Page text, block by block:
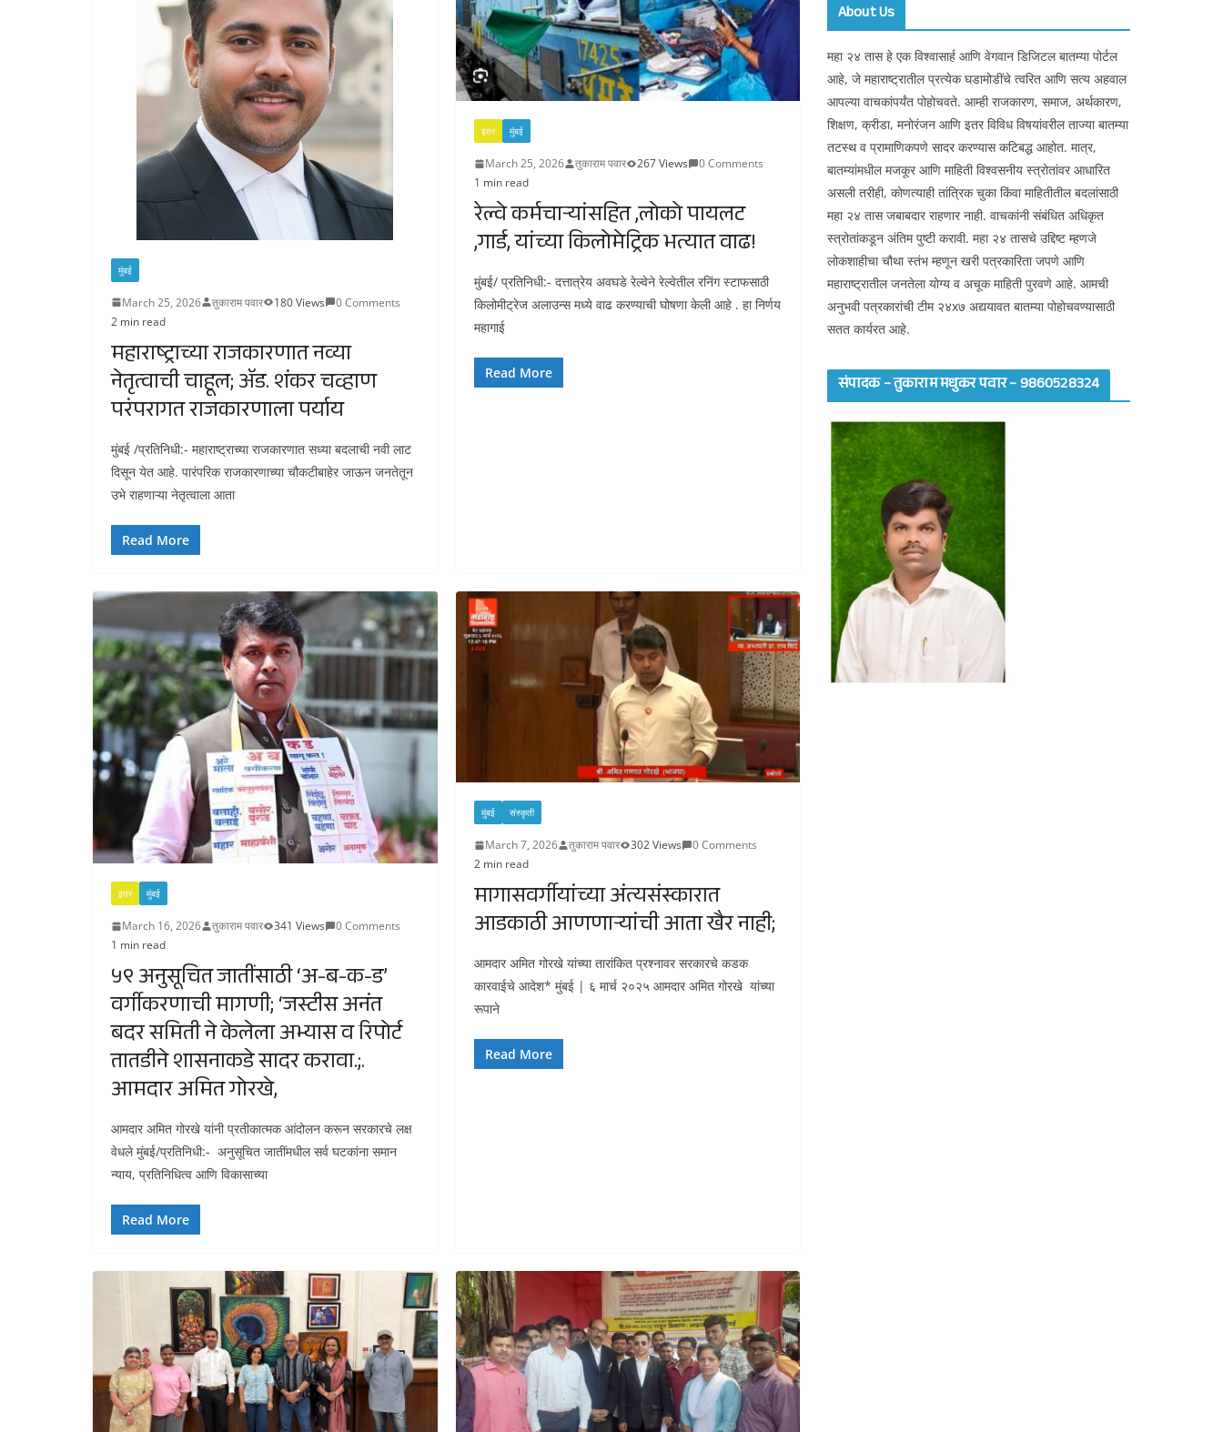
मुंबई
March 25, 2026 तुकाराम पवार 180 Views
0 Comments
2 min read
महाराष्ट्राच्या राजकारणात नव्या
नेतृत्वाची चाहूल; ॲड. शंकर चव्हाण
परंपरागत राजकारणाला पर्याय
मुंबई /प्रतिनिधी:- महाराष्ट्राच्या राजकारणात सध्या बदलाची नवी लाट
दिसून येत आहे. पारंपरिक राजकारणाच्या चौकटीबाहेर जाऊन जनतेतून
उभे राहणाऱ्या नेतृत्वाला आता
Read More
इतर मुंबई
March 25, 2026 तुकाराम पवार 267 Views
0 Comments
1 min read
रेल्वे कर्मचाऱ्यांसहित ,लोको पायलट
,गार्ड, यांच्या किलोमेट्रिक भत्यात वाढ!
मुंबई/ प्रतिनिधी:- दत्तात्रेय अवघडे रेल्वेने रेल्वेतील रनिंग स्टाफसाठी
किलोमीट्रेज अलाउन्स मध्ये वाढ करण्याची घोषणा केली आहे . हा निर्णय
महागाई
Read More
इतर मुंबई
March 16, 2026 तुकाराम पवार 341 Views
0 Comments
1 min read
५९ अनुसूचित जातींसाठी ‘अ-ब-क-ड’
वर्गीकरणाची मागणी; ‘जस्टीस अनंत
बदर समिती ने केलेला अभ्यास व रिपोर्ट
तातडीने शासनाकडे सादर करावा.;.
आमदार अमित गोरखे,
आमदार अमित गोरखे यांनी प्रतीकात्मक आंदोलन करून सरकारचे लक्ष
वेधले मुंबई/प्रतिनिधी:- अनुसूचित जातींमधील सर्व घटकांना समान
न्याय, प्रतिनिधित्व आणि विकासाच्या
Read More
मुंबई संस्कृती
March 7, 2026 तुकाराम पवार 302 Views
0 Comments
2 min read
मागासवर्गीयांच्या अंत्यसंस्कारात
आडकाठी आणणाऱ्यांची आता खैर नाही;
आमदार अमित गोरखे यांच्या तारांकित प्रश्नावर सरकारचे कडक
कारवाईचे आदेश* मुंबई | ६ मार्च २०२५ आमदार अमित गोरखे यांच्या
रूपाने
Read More
About Us
महा २४ तास हे एक विश्वासार्ह आणि वेगवान डिजिटल बातम्या पोर्टल
आहे, जे महाराष्ट्रातील प्रत्येक घडामोडींचे त्वरित आणि सत्य अहवाल
आपल्या वाचकांपर्यंत पोहोचवते. आम्ही राजकारण, समाज, अर्थकारण,
शिक्षण, क्रीडा, मनोरंजन आणि इतर विविध विषयांवरील ताज्या बातम्या
तटस्थ व प्रामाणिकपणे सादर करण्यास कटिबद्ध आहोत. मात्र,
बातम्यांमधील मजकूर आणि माहिती विश्वसनीय स्त्रोतांवर आधारित
असली तरीही, कोणत्याही तांत्रिक चुका किंवा माहितीतील बदलांसाठी
महा २४ तास जबाबदार राहणार नाही. वाचकांनी संबंधित अधिकृत
स्त्रोतांकडून अंतिम पुष्टी करावी. महा २४ तासचे उद्दिष्ट म्हणजे
लोकशाहीचा चौथा स्तंभ म्हणून खरी पत्रकारिता जपणे आणि
महाराष्ट्रातील जनतेला योग्य व अचूक माहिती पुरवणे आहे. आमची
अनुभवी पत्रकारांची टीम २४x७ अद्ययावत बातम्या पोहोचवण्यासाठी
सतत कार्यरत आहे.
संपादक – तुकाराम मधुकर पवार – 9860528324